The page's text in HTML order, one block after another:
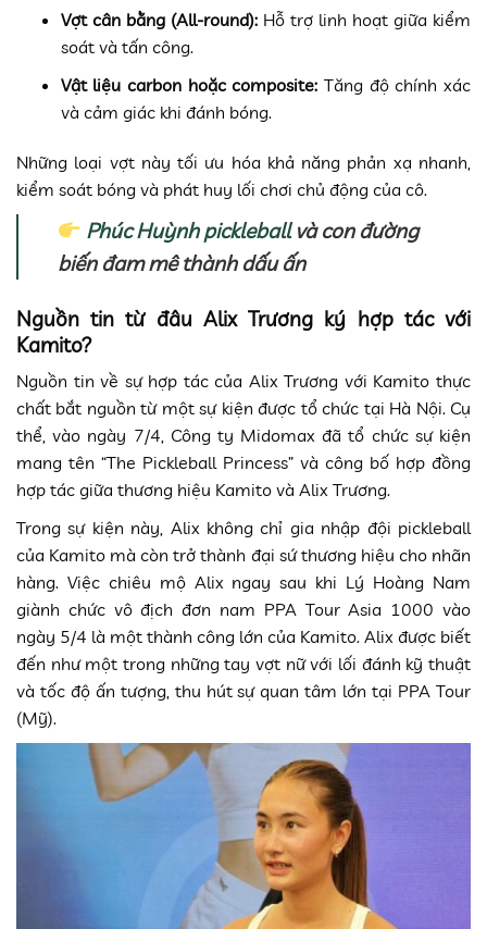
Vợt cân bằng (All-round):Hỗ trợ linh hoạt giữa kiểm
soát và tấn công.
Vật liệu carbon hoặc composite:Tăng độ chính xác
và cảm giác khi đánh bóng.
Những loại vợt này tối ưu hóa khả năng phản xạ nhanh,
kiểm soát bóng và phát huy lối chơi chủ động của cô.
Phúc Huỳnh pickleballvà con đường
biến đam mê thành dấu ấn
Nguồn tin từ đâu Alix Trương ký hợp tác với
Kamito?
Nguồn tin về sự hợp tác của Alix Trương với Kamito thực
chất bắt nguồn từ một sự kiện được tổ chức tại Hà Nội. Cụ
thể, vào ngày 7/4, Công ty Midomax đã tổ chức sự kiện
mang tên “The Pickleball Princess” và công bố hợp đồng
hợp tác giữa thương hiệu Kamito và Alix Trương.
Trong sự kiện này, Alix không chỉ gia nhập đội pickleball
của Kamito mà còn trở thành đại sứ thương hiệu cho nhãn
hàng. Việc chiêu mộ Alix ngay sau khi Lý Hoàng Nam
giành chức vô địch đơn nam PPA Tour Asia 1000 vào
ngày 5/4 là một thành công lớn của Kamito. Alix được biết
đến như một trong những tay vợt nữ với lối đánh kỹ thuật
và tốc độ ấn tượng, thu hút sự quan tâm lớn tại PPA Tour
(Mỹ).